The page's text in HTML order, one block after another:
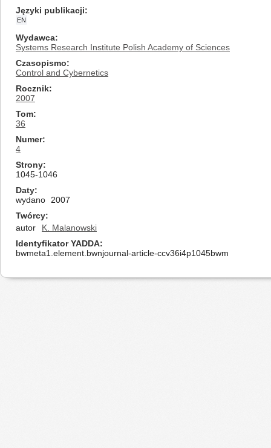
Języki publikacji
EN
Wydawca
Systems Research Institute Polish Academy of Sciences
Czasopismo
Control and Cybernetics
Rocznik
2007
Tom
36
Numer
4
Strony
1045-1046
Daty
wydano
2007
Twórcy
autor
K. Malanowski
Identyfikator YADDA
bwmeta1.element.bwnjournal-article-ccv36i4p1045bwm